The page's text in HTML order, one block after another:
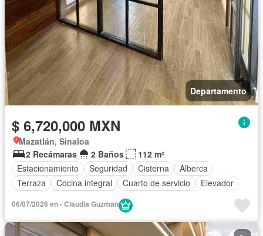
Departamento
$ 6,720,000 MXN
Mazatlán, Sinaloa
2 Recámaras
2 Baños
112 m²
Estacionamiento
Seguridad Cisterna
Alberca
Terraza
Cocina integral Cuarto de servicio
Elevador
Aire acondicionado
Cuarto de Limpieza
Recámara con closet
Vista panorámica
06/07/2026 en - Claudia Guzman